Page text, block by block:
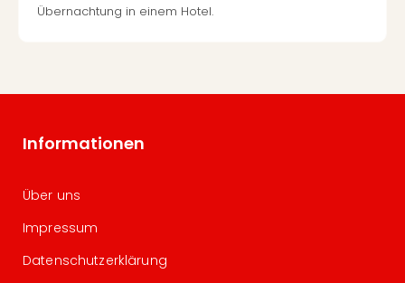
Übernachtung in einem Hotel.
Informationen
Über uns
Impressum
Datenschutzerklärung